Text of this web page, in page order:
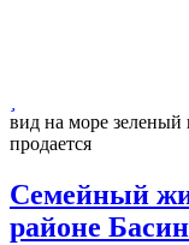
вид на море зеленый
продается
Семейный
районе